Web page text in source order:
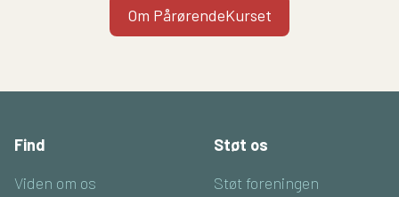
Om PårørendeKurset
Find
Viden om os
Støt os
Støt foreningen